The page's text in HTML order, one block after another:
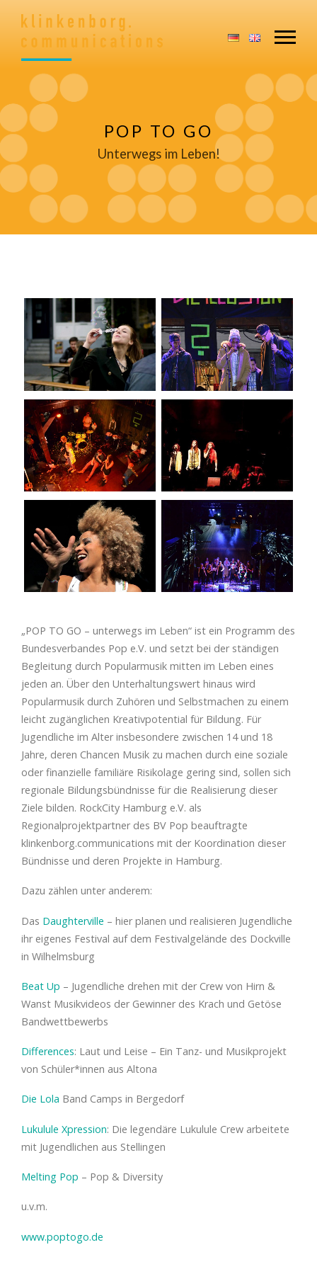
POP TO GO
Unterwegs im Leben!
„POP TO GO – unterwegs im Leben“ ist ein Programm des
Bundesverbandes Pop e.V. und setzt bei der ständigen
Begleitung durch Popularmusik mitten im Leben eines
jeden an. Über den Unterhaltungswert hinaus wird
Popularmusik durch Zuhören und Selbstmachen zu einem
leicht zugänglichen Kreativpotential für Bildung. Für
Jugendliche im Alter insbesondere zwischen 14 und 18
Jahre, deren Chancen Musik zu machen durch eine soziale
oder finanzielle familiäre Risikolage gering sind, sollen sich
regionale Bildungsbündnisse für die Realisierung dieser
Ziele bilden. RockCity Hamburg e.V. als
Regionalprojektpartner des BV Pop beauftragte
klinkenborg.communications mit der Koordination dieser
Bündnisse und deren Projekte in Hamburg.
Dazu zählen unter anderem:
Das Daughterville – hier planen und realisieren Jugendliche
ihr eigenes Festival auf dem Festivalgelände des Dockville
in Wilhelmsburg
Beat Up – Jugendliche drehen mit der Crew von Hirn &
Wanst Musikvideos der Gewinner des Krach und Getöse
Bandwettbewerbs
Differences: Laut und Leise – Ein Tanz- und Musikprojekt
von Schüler*innen aus Altona
Die Lola Band Camps in Bergedorf
Lukulule Xpression: Die legendäre Lukulule Crew arbeitete
mit Jugendlichen aus Stellingen
Melting Pop – Pop & Diversity
u.v.m.
www.poptogo.de